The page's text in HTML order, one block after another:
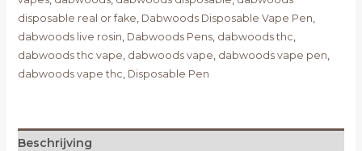
disposable real or fake Dabwoods Disposable Vape Pen
dabwoods live rosin Dabwoods Pens, dabwoods thc
dabwoods thc vape dabwoods vape dabwoods vape pen
dabwoods vape thc Disposable Pen
Beschrijving